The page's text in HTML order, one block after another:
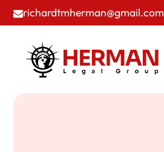
richardtmherman@gmail.com